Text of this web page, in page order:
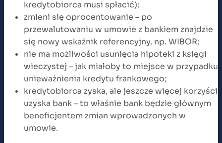
kredytobiorca musi spłacić);
zmieni się oprocentowanie – po
przewalutowaniu w umowie z bankiem znajdzie
się nowy wskaźnik referencyjny, np. WIBOR;
nie ma możliwości usunięcia hipoteki z księgi
wieczystej – jak miałoby to miejsce w przypadku
unieważnienia kredytu frankowego;
kredytobiorca zyska, ale jeszcze więcej korzyści
uzyska bank – to właśnie bank będzie głównym
beneficjentem zmian wprowadzonych w
umowie.